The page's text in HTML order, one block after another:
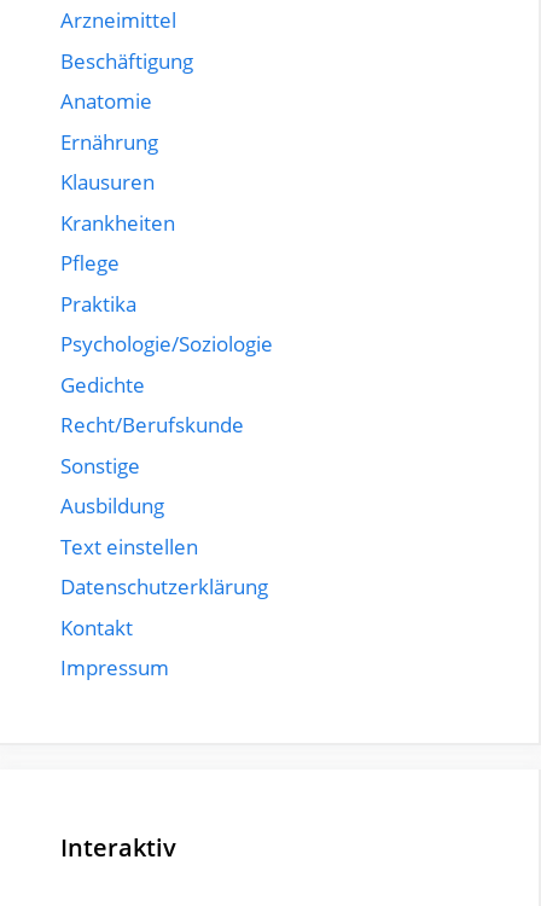
Arzneimittel
Beschäftigung
Anatomie
Ernährung
Klausuren
Krankheiten
Pflege
Praktika
Psychologie/Soziologie
Gedichte
Recht/Berufskunde
Sonstige
Ausbildung
Text einstellen
Datenschutzerklärung
Kontakt
Impressum
Interaktiv